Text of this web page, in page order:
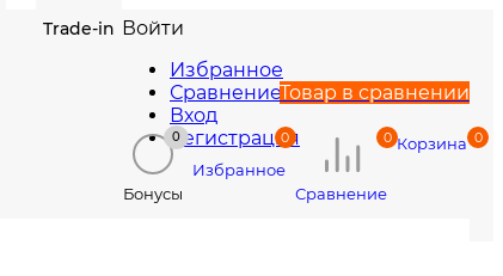
Trade-in Войти
Избранное
СравнениеТовар в сравнении
Вход
Регистрация
0
Бонусы
0
Избранное
0
Сравнение
0
Корзина